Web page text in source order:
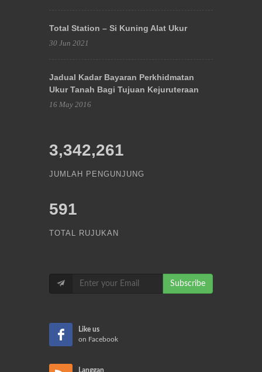
Total Station – Si Kuning Alat Ukur
30 Jun 2021
Jadual Kadar Bayaran Perkhidmatan
Ukur Tanah Bagi Tujuan Kejuruteraan
16 May 2016
3,342,261
JUMLAH PENGUNJUNG
591
TOTAL RUJUKAN
Subscribe
Like us
on Facebook
Langgan